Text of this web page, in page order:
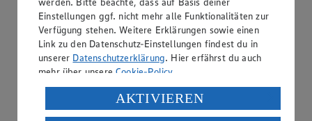
EDEKA smart
Einstellungen ggf. nicht mehr alle Funktionalitäten zur
Verfügung stehen. Weitere Erklärungen sowie einen
Link zu den Datenschutz-Einstellungen findest du in
unserer Datenschutzerklärung. Hier erfährst du auch
mehr über unsereCookie-Policy.
Verarbeitung deiner personenbezogenen Daten in den
USA durch Facebook und YouTube:
AKTIVIEREN